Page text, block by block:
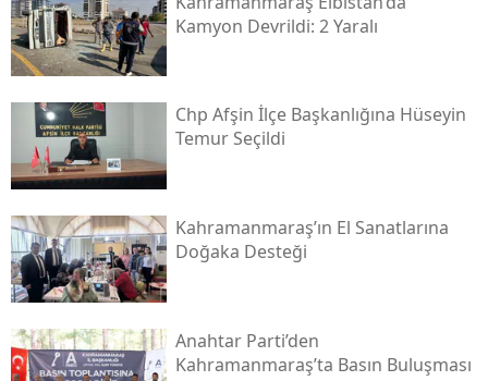
Kamyon Devrildi: 2 Yaralı
Chp Afşin İlçe Başkanlığına Hüseyin
Temur Seçildi
Kahramanmaraş’ın El Sanatlarına
Doğaka Desteği
Anahtar Parti’den
Kahramanmaraş’ta Basın Buluşması